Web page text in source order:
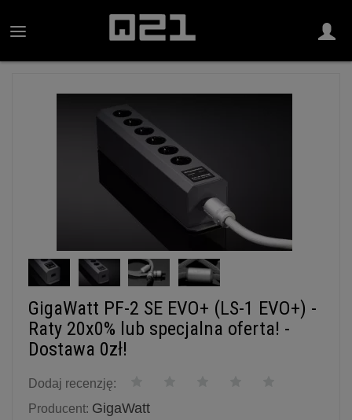
GigaWatt PF-2 SE EVO+ (LS-1 EVO+) -
Raty 20x0% lub specjalna oferta! -
Dostawa 0zł!
Dodaj recenzję:
Producent: GigaWatt